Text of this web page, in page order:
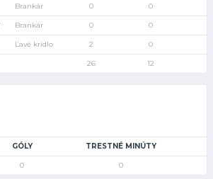
Brankár 0 0
Brankár 0 0
Ľavé krídlo 2 0
26 12
GÓLY TRESTNÉ MINÚTY
0 0